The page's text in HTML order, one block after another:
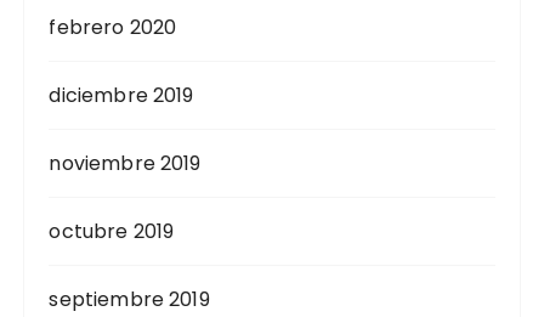
febrero 2020
diciembre 2019
noviembre 2019
octubre 2019
septiembre 2019